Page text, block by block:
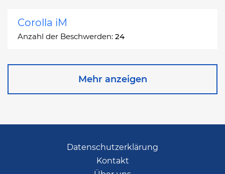
Corolla iM
Anzahl der Beschwerden: 24
Corona Station Wagon
Mehr anzeigen
Datenschutzerklärung
Kontakt